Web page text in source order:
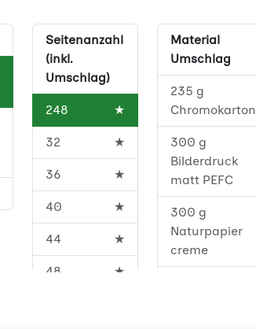
Seitenanzahl
(inkl.
Umschlag)
248 ★
32 ★
36 ★
40 ★
44 ★
48 ★
Material
Umschlag
235 g
Chromokarton
300 g
Bilderdruck
matt PEFC
300 g
Naturpapier
creme